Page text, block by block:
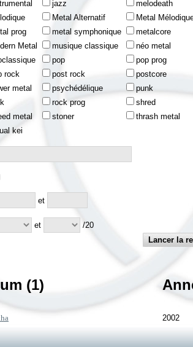
jazz
melodeath
Metal Alternatif
Metal
prog
metal symphonique
metalcore
Metal
musique classique
néo metal
pop
pop prog
rock
post rock
postcore
metal
psychédélique
punk
rock prog
shred
metal
stoner
thrash metal
kei
et
et /20
(1)
2002